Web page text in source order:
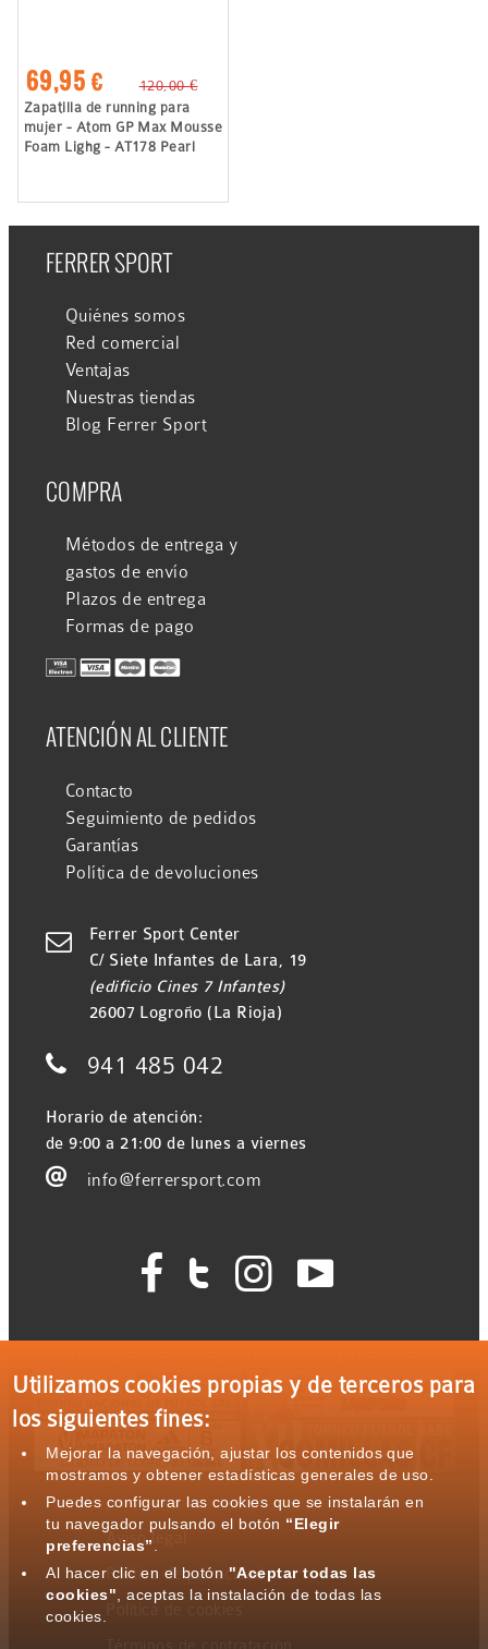
69,95 €
120,00 €
Zapatilla de running para
mujer - Atom GP Max Mousse
Foam Lighg - AT178 Pearl
FERRER SPORT
Quiénes somos
Red comercial
Ventajas
Nuestras tiendas
Blog Ferrer Sport
COMPRA
Métodos de entrega y
gastos de envío
Plazos de entrega
Formas de pago
ATENCIÓN AL CLIENTE
Contacto
Seguimiento de pedidos
Garantías
Política de devoluciones

Ferrer Sport Center
C/ Siete Infantes de Lara, 19
(edificio Cines 7 Infantes)
26007 Logroño (La Rioja)
 941 485 042
Horario de atención:
de 9:00 a 21:00 de lunes a viernes
 info@ferrersport.com
   
Aviso legal
Política de privacidad
Utilizamos cookies propias y de terceros para
los siguientes fines:
Mejorar la navegación, ajustar los contenidos que
mostramos y obtener estadísticas generales de uso.
Puedes configurar las cookies que se instalarán en
tu navegador pulsando el botón “Elegir
preferencias”
Al hacer clic en el botón "Aceptar todas las
cookies" , aceptas la instalación de todas las
cookies.